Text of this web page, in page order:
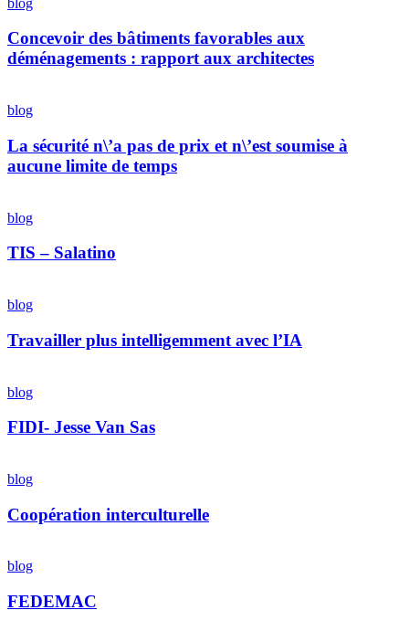
protéger
la
cybercriminalité
favorables
aux
déménagements
aux
Concevoir des bâtiments favorables aux
déménagements : rapport aux architectes
sécurité
pas
de
prix
soumise
aucune
temps
blog
La sécurité n\’a pas de prix et n\’est soumise à
aucune limite de temps
–
blog
TIS – Salatino
plus
avec
l’IA
blog
Travailler plus intelligemment avec l’IA
Jesse
Sas
blog
FIDI- Jesse Van Sas
interculturelle
blog
Coopération interculturelle
blog
FEDEMAC